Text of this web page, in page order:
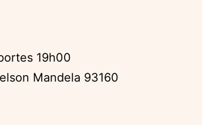
19h00
Mandela 93160